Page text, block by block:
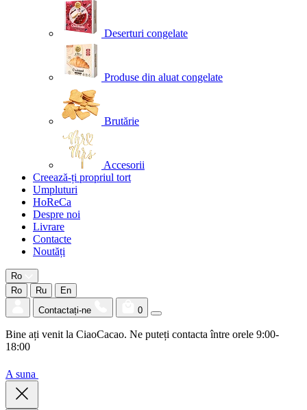
Deserturi congelate
Produse din aluat congelate
Brutărie
Accesorii
Creează-ți propriul tort
Umpluturi
HoReCa
Despre noi
Livrare
Contacte
Noutăți
Ro
Ro
Ru
En
Contactați-ne
0
Bine ați venit la CiaoCacao. Ne puteți contacta între orele 9:00-
18:00
A suna